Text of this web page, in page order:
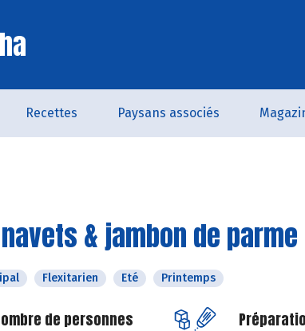
Recettes Paysans associés
& jambon de parme
Flexitarien Eté Printemps
de personnes